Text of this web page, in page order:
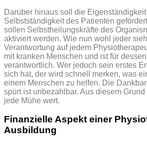
Darüber hinaus soll die
Selbstständigkeit des Patienten
sollen Selbstheilungskräfte des
aktiviert werden. Wie nun wohl jeder
Verantwortung auf jedem
mit kranken Menschen und ist für
verantwortlich. Wer jedoch sein erstes
sich hat, der wird schnell merken, was
einem Menschen zu helfen. Die
spürt ist unbezahlbar. Aus diesem
jede Mühe wert.
Finanzielle Aspekt einer
Ausbildung